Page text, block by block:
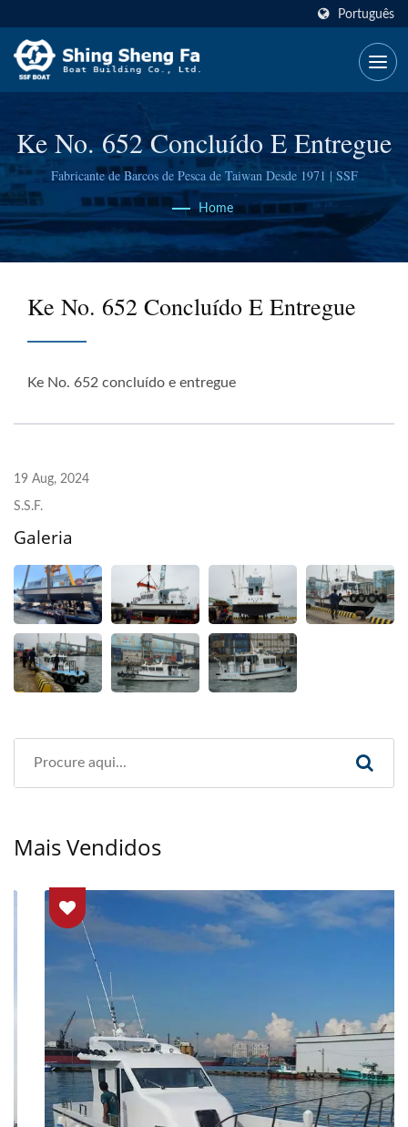
Português
Ke No. 652 Concluído E Entregue
Fabricante de Barcos de Pesca de Taiwan Desde 1971 | SSF
Home
Ke No. 652 Concluído E Entregue
Ke No. 652 concluído e entregue
19 Aug, 2024
S.S.F.
Galeria
Mais Vendidos